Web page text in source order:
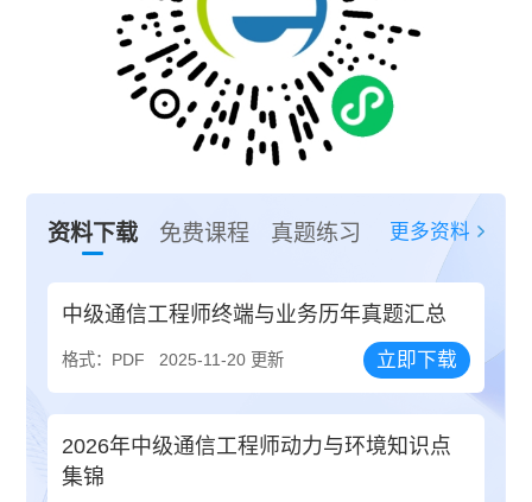
资料下载 免费课程 真题练习 更多资料
中级通信工程师终端与业务历年真题汇总
格式：PDF 2025-11-20 更新 立即下载
2026年中级通信工程师动力与环境知识点
集锦